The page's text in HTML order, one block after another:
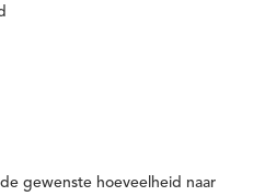
gewenste hoeveelheid naar